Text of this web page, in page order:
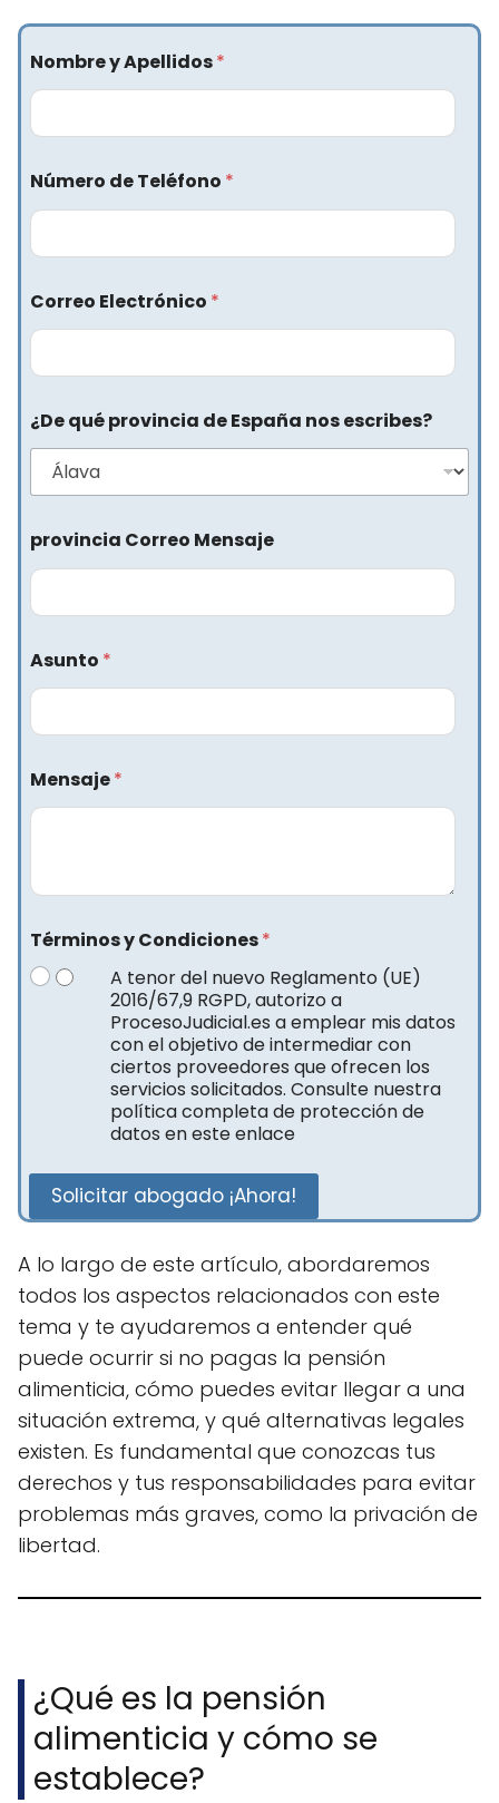
Nombre y Apellidos*
Número de Teléfono *
Correo Electrónico *
¿De qué provincia de España nos escribes?
provincia Correo Mensaje
Asunto *
Mensaje*
Términos y Condiciones*
A tenor del nuevo Reglamento (UE)
2016/67,9 RGPD, autorizo a
ProcesoJudicial.es a emplear mis datos
con el objetivo de intermediar con
ciertos proveedores que ofrecen los
servicios solicitados. Consulte nuestra
política completa de protección de
datos en este enlace
Solicitar abogado ¡Ahora!
A lo largo de este artículo, abordaremos
todos los aspectos relacionados con este
tema y te ayudaremos a entender qué
puede ocurrir si no pagas la pensión
alimenticia, cómo puedes evitar llegar a una
situación extrema, y qué alternativas legales
existen. Es fundamental que conozcas tus
derechos y tus responsabilidades para evitar
problemas más graves, como la privación de
libertad.
¿Qué es la pensión
alimenticia y cómo se
establece?